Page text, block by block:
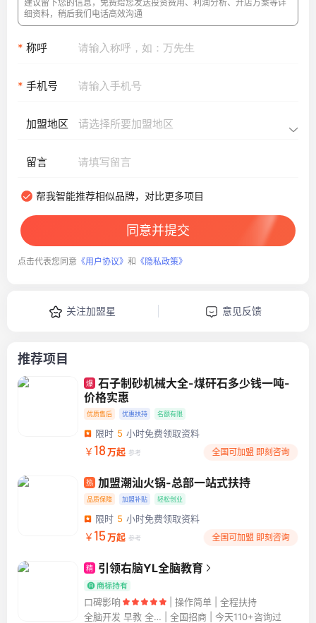
建议留下您的信息，免费给您发送投资费用、利润分析、开店方案等详
细资料，稍后我们电话高效沟通
* 称呼
* 手机号
加盟地区 请选择所要加盟地区
留言
帮我智能推荐相似品牌，对比更多项目
同意并提交
点击代表您同意 《用户协议》 和 《隐私政策》
关注加盟星 意见反馈
推荐项目
爆 石子制砂机械大全-煤矸石多少钱一吨-
价格实惠
优质售后 优惠扶持 名额有限
限时 5 小时免费领取资料
￥ 18万起 参考 全国可加盟 即刻咨询
热 加盟潮汕火锅-总部一站式扶持
品质保障 加盟补贴 轻松创业
限时 5 小时免费领取资料
￥ 15万起 参考 全国可加盟 即刻咨询
精 引领右脑YL全脑教育
口碑影响
操作简单 | 全程扶持
全脑开发 早教 全脑右脑开发 智力开发
全国招商 | 今天110+咨询过